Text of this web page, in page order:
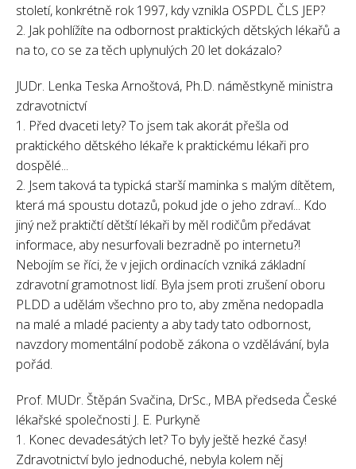
století, konkrétně rok 1997, kdy vznikla OSPDL ČLS JEP?
2. Jak pohlížíte na odbornost praktických dětských lékařů a
na to, co se za těch uplynulých 20 let dokázalo?
JUDr. Lenka Teska Arnoštová, Ph.D. náměstkyně ministra
zdravotnictví
1. Před dvaceti lety? To jsem tak akorát přešla od
praktického dětského lékaře k praktickému lékaři pro
dospělé...
2. Jsem taková ta typická starší maminka s malým dítětem,
která má spoustu dotazů, pokud jde o jeho zdraví... Kdo
jiný než praktičtí dětští lékaři by měl rodičům předávat
informace, aby nesurfovali bezradně po internetu?!
Nebojím se říci, že v jejich ordinacích vzniká základní
zdravotní gramotnost lidí. Byla jsem proti zrušení oboru
PLDD a udělám všechno pro to, aby změna nedopadla
na malé a mladé pacienty a aby tady tato odbornost,
navzdory momentální podobě zákona o vzdělávání, byla
pořád.
Prof. MUDr. Štěpán Svačina, DrSc., MBA předseda České
lékařské společnosti J. E. Purkyně
1. Konec devadesátých let? To byly ještě hezké časy!
Zdravotnictví bylo jednoduché, nebyla kolem něj